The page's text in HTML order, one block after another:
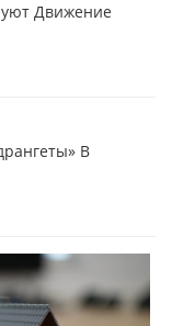
Движение
В